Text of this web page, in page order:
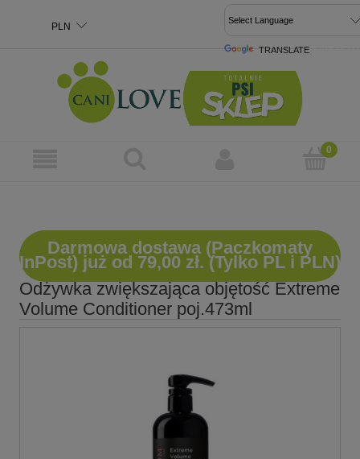
TRANSLATE
Darmowa dostawa (Paczkomaty
InPost) już od 79,00 zł. (Tylko PL i PLN)
Odżywka zwiększająca objętość Extreme
Volume Conditioner poj.473ml